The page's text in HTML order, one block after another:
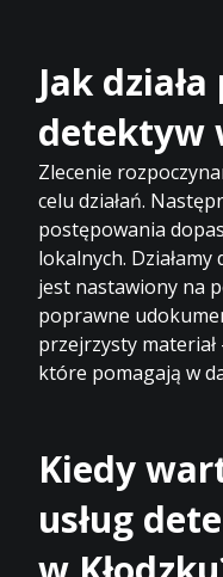
Jak
detektyw
Zlecenie
celu działań.
postępowania
lokalnych.
jest nastawiony na
poprawne
przejrzysty
które pomagają w
Kiedy
usług